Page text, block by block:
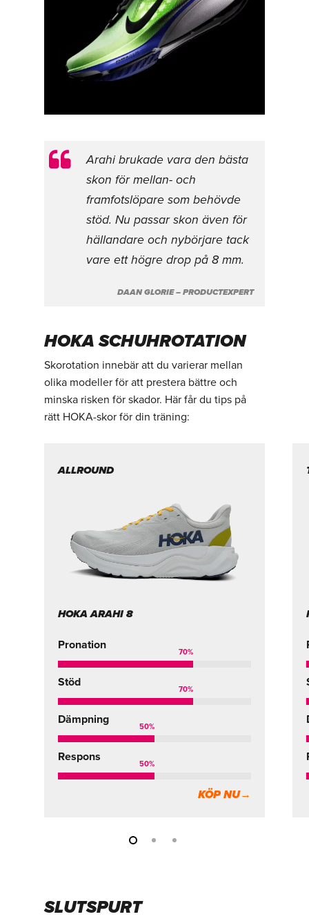
Arahi brukade vara den bästa
skon för mellan- och
framfotslöpare som behövde
stöd. Nu passar skon även för
hällandare och nybörjare tack
vare ett högre drop på 8 mm.
DAAN GLORIE – PRODUCTEXPERT
HOKA SCHUHROTATION
Skorotation innebär att du varierar mellan
olika modeller för att prestera bättre och
minska risken för skador. Här får du tips på
rätt HOKA-skor för din träning:
ALLROUND
HOKA ARAHI 8
Pronation
70%
Stöd
70%
Dämpning
50%
Respons
50%
KÖP NU→
SLUTSPURT